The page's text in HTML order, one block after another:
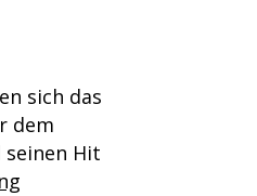
sich das
dem
seinen Hit